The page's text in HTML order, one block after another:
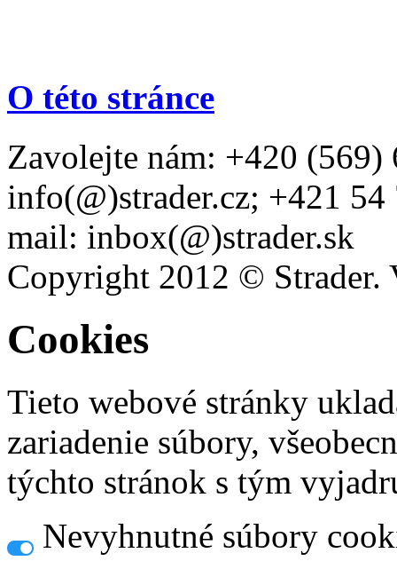
O této stránce
Zavolejte nám: +420
info(@)strader.cz; +421
mail: inbox(@)strader.sk
Copyright 2012 © Strader.
Cookies
Tieto webové stránky
zariadenie súbory,
týchto stránok s tým
Nevyhnutné súbory